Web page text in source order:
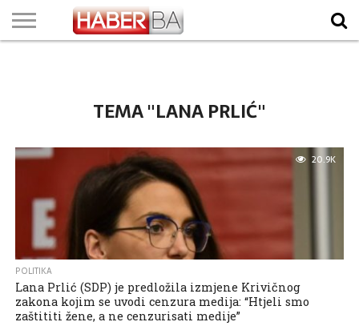
TEMA "LANA PRLIĆ"
20.9K
POLITIKA
Lana Prlić (SDP) je predložila izmjene Krivičnog
zakona kojim se uvodi cenzura medija: “Htjeli smo
zaštititi žene, a ne cenzurisati medije”